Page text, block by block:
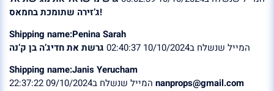
ג’זירה שתומכת בחמאס!
Shipping name:Penina Sarah
המייל שנשלח ב10/10/2024 02:40:37
גרשת את חדיג’ה בן ק’נה
Shipping name:Janis Yerucham
nanprops@gmail.com